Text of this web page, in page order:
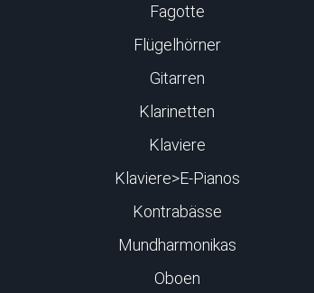
Fagotte
Flügelhörner
Gitarren
Klarinetten
Klaviere
Klaviere>E-Pianos
Kontrabässe
Mundharmonikas
Oboen